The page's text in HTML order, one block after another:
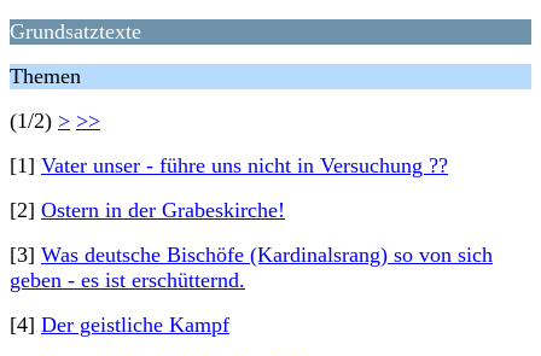
Grundsatztexte
Themen
(1/2) > >>
[1] Vater unser - führe uns nicht in Versuchung ??
[2] Ostern in der Grabeskirche!
[3] Was deutsche Bischöfe (Kardinalsrang) so von sich
geben - es ist erschütternd.
[4] Der geistliche Kampf